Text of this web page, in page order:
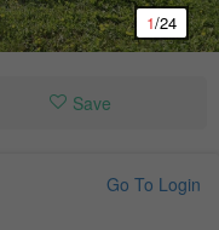
1/24
Save
Go To Login